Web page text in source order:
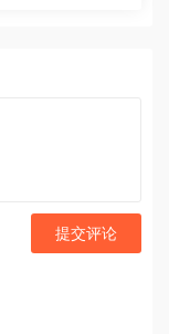
提交评论